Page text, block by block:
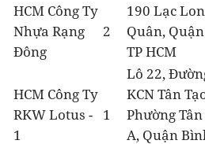
HCM Công Ty
Nhựa Rạng
Đông
2
190 Lạc
Quân,
TP HCM
HCM Công Ty
RKW Lotus -
1
1
Lô 22,
KCN Tân
Phường Tân
A, Quận